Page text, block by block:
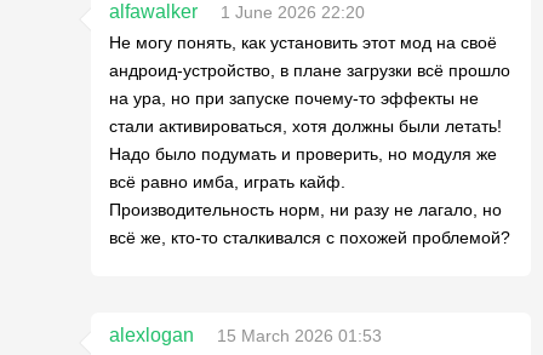
alfawalker
1 June 2026 22:20
Не могу понять, как установить этот мод на своё
андроид-устройство, в плане загрузки всё прошло
на ура, но при запуске почему-то эффекты не
стали активироваться, хотя должны были летать!
Надо было подумать и проверить, но модуля же
всё равно имба, играть кайф.
Производительность норм, ни разу не лагало, но
всё же, кто-то сталкивался с похожей проблемой?
alexlogan
15 March 2026 01:53